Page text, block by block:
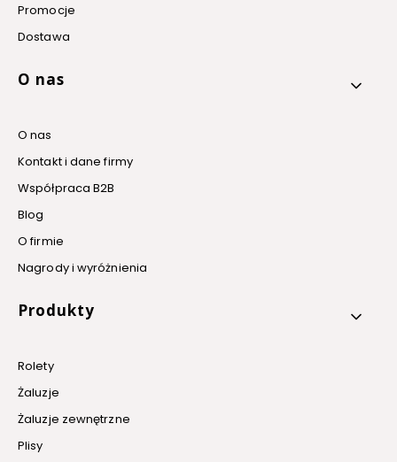
Promocje
Dostawa
O nas
O nas
Kontakt i dane firmy
Współpraca B2B
Blog
O firmie
Nagrody i wyróżnienia
Produkty
Rolety
Żaluzje
Żaluzje zewnętrzne
Plisy